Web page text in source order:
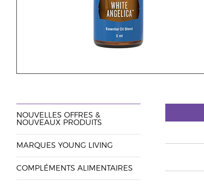
NOUVELLES OFFRES &
NOUVEAUX PRODUITS
MARQUES YOUNG LIVING
COMPLÉMENTS ALIMENTAIRES